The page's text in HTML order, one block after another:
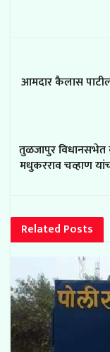
आमदार कैलास
तुळजापुर विधानसभेत
मधुकरराव चव्हाण
Related Posts